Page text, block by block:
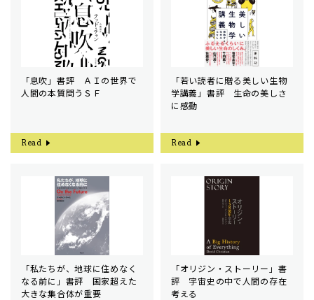
「息吹」書評 ＡＩの世界で
人間の本質問うＳＦ
Read
「若い読者に贈る美しい生物
学講義」書評 生命の美しさ
に感動
Read
「私たちが、地球に住めなく
なる前に」書評 国家超えた
大きな集合体が重要
「オリジン・ストーリー」書
評 宇宙史の中で人間の存在
考える